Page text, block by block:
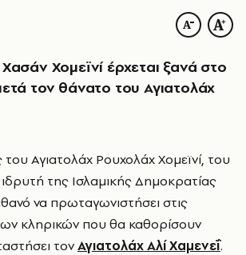
Χομεϊνί έρχεται ξανά στο
τον θάνατο του Αγιατολάχ
του Αγιατολάχ Ρουχολάχ Χομεϊνί, του
της Ισλαμικής Δημοκρατίας
να πρωταγωνιστήσει στις
κληρικών που θα καθορίσουν
τονΑγιατολάχ Αλί Χαμενεΐ.